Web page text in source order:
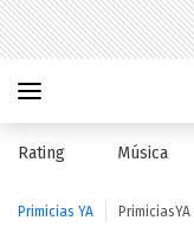
Rating Música
Primicias YA PrimiciasYA